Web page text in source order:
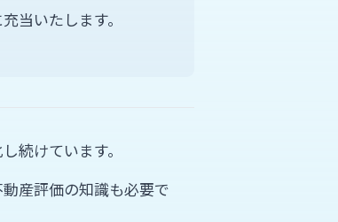
当いたします。
続けています。
産評価の知識も必要で